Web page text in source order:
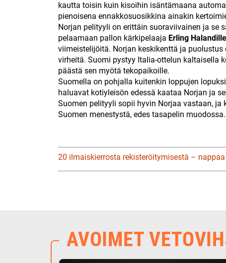
kautta toisin kuin kisoihin isäntämaana
pienoisena ennakkosuosikkina ainakin
Norjan pelityyli on erittäin suoraviivainen ja se
pelaamaan pallon kärkipelaaja Erling Halandille
viimeistelijöitä. Norjan keskikenttä ja
virheitä. Suomi pystyy Italia-ottelun kaltaisella
päästä sen myötä tekopaikoille.
Suomella on pohjalla kuitenkin loppujen
haluavat kotiyleisön edessä kaataa Norjan ja
Suomen pelityyli sopii hyvin Norjaa vastaan,
Suomen menestystä, edes tasapelin muodossa.
20 ilmaiskierrosta rekisteröitymisestä –
AVOIMET